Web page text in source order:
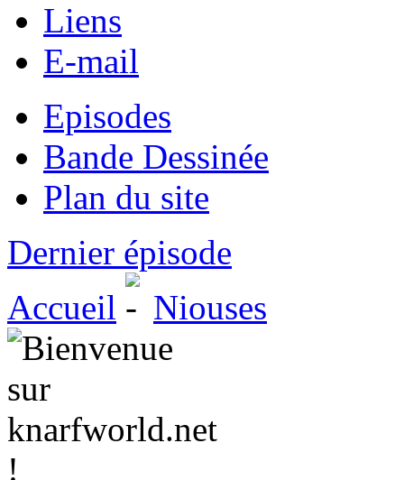
Liens
E-mail
Episodes
Bande Dessinée
Plan du site
Dernier épisode
Accueil
Niouses